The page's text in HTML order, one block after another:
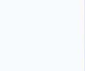
Web-